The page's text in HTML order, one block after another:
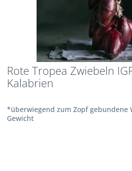
Rote Tropea Zwiebeln
Kalabrien
*überwiegend zum Zopf gebundene
Gewicht